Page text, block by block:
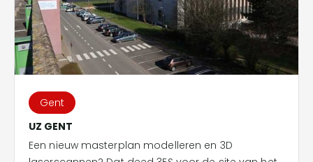
Gent
UZ GENT
Een nieuw masterplan modelleren en 3D